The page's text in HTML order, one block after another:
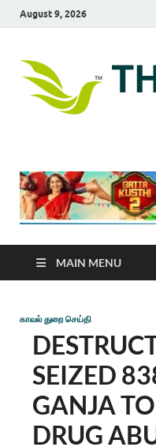
August 9, 2026
MAIN MENU
காவல் துறை செய்தி
SEIZED
GANJA
DRUG